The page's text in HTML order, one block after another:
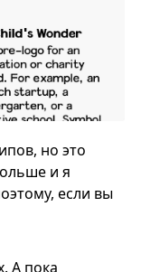
но это
и я
если вы
А пока